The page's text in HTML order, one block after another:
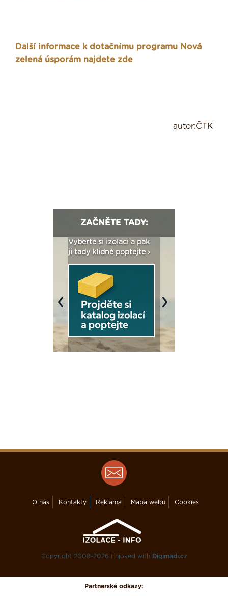
Další informace k dotačnímu programu Nová
zelená úsporám najdete zde
autor:ČTK
ZAČNĚTE TADY:
Vyberte si izolaci a pak
ji tady klidně poptejte ›
Previous Next
O nás Kontakty Reklama Mapa webu Cookies
Copyright 2008-2026 Enjoyed with Digimadi.cz
Partnerské odkazy: